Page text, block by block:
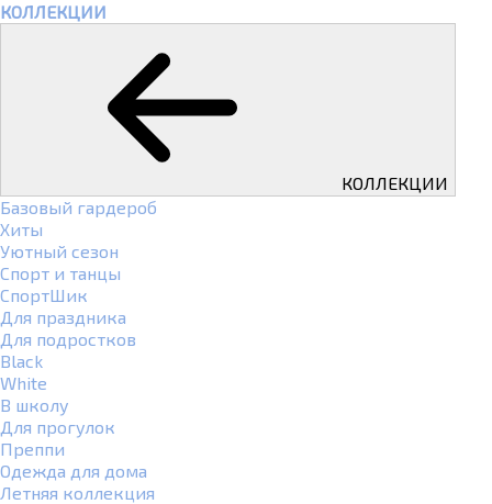
КОЛЛЕКЦИИ
КОЛЛЕКЦИИ
Базовый гардероб
Хиты
Уютный сезон
Спорт и танцы
СпортШик
Для праздника
Для подростков
Black
White
В школу
Для прогулок
Преппи
Одежда для дома
Летняя коллекция